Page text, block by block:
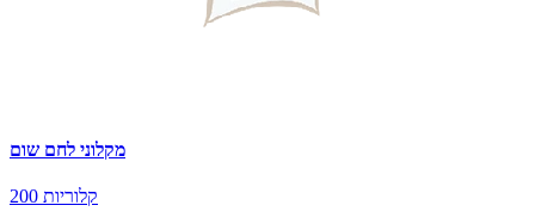
מקלוני לחם שום
200 קלוריות